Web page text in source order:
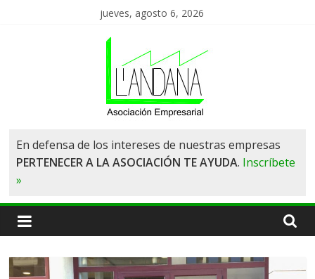
jueves, agosto 6, 2026
Asociación
de
Empresas
L'Andana
En defensa de los intereses de nuestras empresas
PERTENECER A LA ASOCIACIÓN TE AYUDA. Inscríbete
»